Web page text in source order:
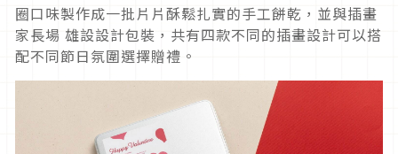
圈口味製作成一批片片酥鬆扎實的手工餅乾，並與插畫
家長場 雄設設計包裝，共有四款不同的插畫設計可以搭
配不同節日氛圍選擇贈禮。